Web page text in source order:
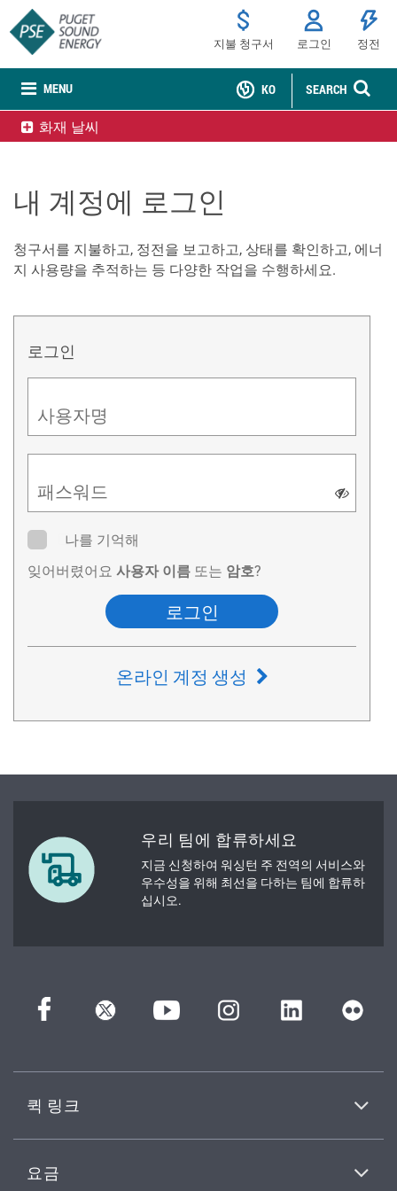
MENU
지불 청구서 로그인 정전
SEARCH
KO
화재 날씨
내 계정에 로그인
청구서를 지불하고, 정전을 보고하고, 상태를 확인하고, 에너
지 사용량을 추적하는 등 다양한 작업을 수행하세요.
로그인
사용자명
패스워드
나를 기억해
잊어버렸어요 사용자 이름 또는 암호?
로그인
온라인 계정 생성
우리 팀에 합류하세요
지금 신청하여 워싱턴 주 전역의 서비스와
우수성을 위해 최선을 다하는 팀에 합류하
십시오.
퀵 링크
요금